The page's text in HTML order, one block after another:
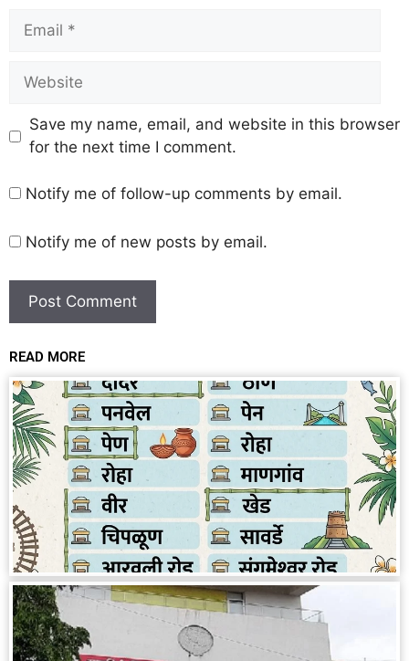
Save my name, email, and website in this browser
for the next time I comment.
Notify me of follow-up comments by email.
Notify me of new posts by email.
READ MORE